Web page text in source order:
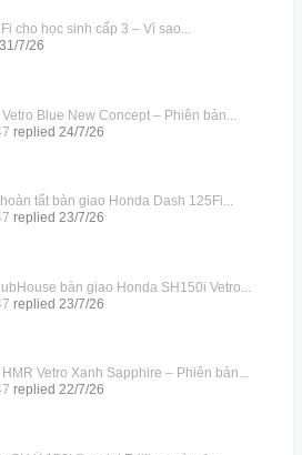
cho học sinh cấp 3 – Vì sao...
31/7/26
Blue New Concept – Phiên bản...
replied 24/7/26
tất bàn giao Honda Dash 125Fi...
replied 23/7/26
bàn giao Honda SH150i Vetro...
replied 23/7/26
Vetro Xanh Sapphire – Phiên bản...
replied 22/7/26